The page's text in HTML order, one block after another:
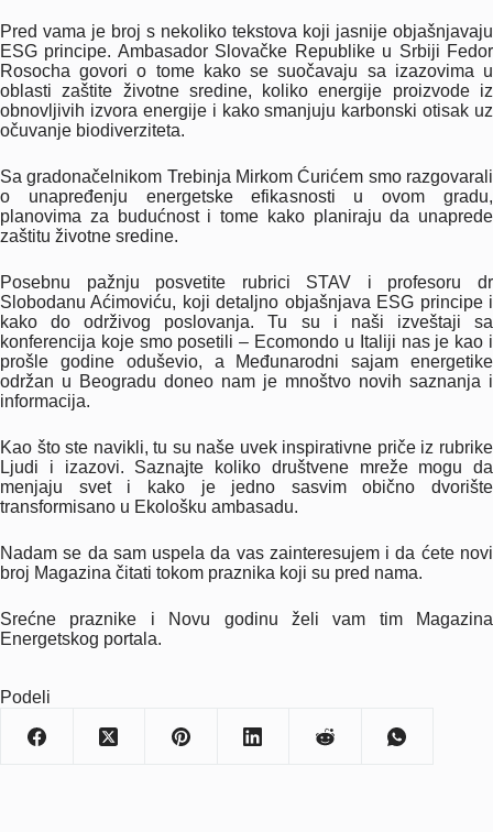
Pred vama je broj s nekoliko tekstova koji jasnije objašnjavaju
ESG principe. Ambasador Slovačke Republike u Srbiji Fedor
Rosocha govori o tome kako se suočavaju sa izazovima u
oblasti zaštite životne sredine, koliko energije proizvode iz
obnovljivih izvora energije i kako smanjuju karbonski otisak uz
očuvanje biodiverziteta.
Sa gradonačelnikom Trebinja Mirkom Ćurićem smo razgovarali
o unapređenju energetske efikasnosti u ovom gradu,
planovima za budućnost i tome kako planiraju da unaprede
zaštitu životne sredine.
Posebnu pažnju posvetite rubrici STAV i profesoru dr
Slobodanu Aćimoviću, koji detaljno objašnjava ESG principe i
kako do održivog poslovanja. Tu su i naši izveštaji sa
konferencija koje smo posetili – Ecomondo u Italiji nas je kao i
prošle godine oduševio, a Međunarodni sajam energetike
održan u Beogradu doneo nam je mnoštvo novih saznanja i
informacija.
Kao što ste navikli, tu su naše uvek inspirativne priče iz rubrike
Ljudi i izazovi. Saznajte koliko društvene mreže mogu da
menjaju svet i kako je jedno sasvim obično dvorište
transformisano u Ekološku ambasadu.
Nadam se da sam uspela da vas zainteresujem i da ćete novi
broj Magazina čitati tokom praznika koji su pred nama.
Srećne praznike i Novu godinu želi vam tim Magazina
Energetskog portala.
Podeli